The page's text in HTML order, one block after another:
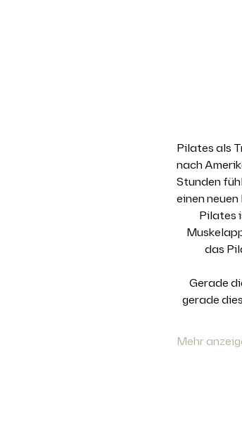
Pilates als
nach
Stunden
einen
Pilates
das
Gerade
gerade
Mehr